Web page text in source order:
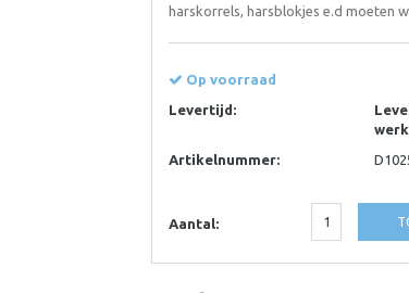
harskorrels, harsblokjes e.d moeten
Op voorraad
Levertijd:
Artikelnummer:
Aantal: